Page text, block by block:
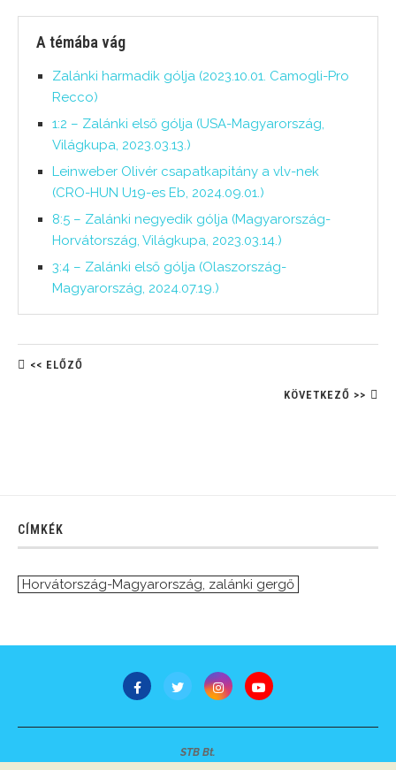
A témába vág
Zalánki harmadik gólja (2023.10.01. Camogli-Pro
Recco)
1:2 – Zalánki első gólja (USA-Magyarország,
Világkupa, 2023.03.13.)
Leinweber Olivér csapatkapitány a vlv-nek
(CRO-HUN U19-es Eb, 2024.09.01.)
8:5 – Zalánki negyedik gólja (Magyarország-
Horvátország, Világkupa, 2023.03.14.)
3:4 – Zalánki első gólja (Olaszország-
Magyarország, 2024.07.19.)
<< ELŐZŐ
KÖVETKEZŐ >>
CÍMKÉK
Horvátország-Magyarország, zalánki gergő
STB Bt.